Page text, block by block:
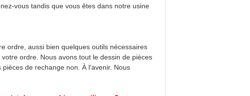
vous tandis que vous êtes dans notre usine
ordre, aussi bien quelques outils nécessaires
ordre. Nous avons tout le dessin de pièces
de rechange non. À l'avenir. Nous